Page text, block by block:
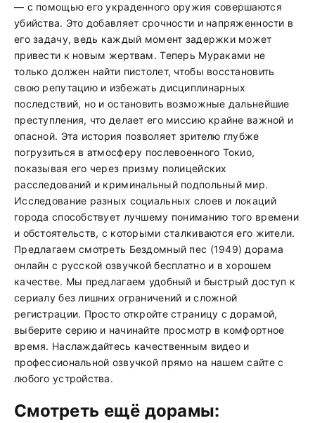
— с помощью его украденного оружия совершаются
убийства. Это добавляет срочности и напряженности в
его задачу, ведь каждый момент задержки может
привести к новым жертвам. Теперь Мураками не
только должен найти пистолет, чтобы восстановить
свою репутацию и избежать дисциплинарных
последствий, но и остановить возможные дальнейшие
преступления, что делает его миссию крайне важной и
опасной. Эта история позволяет зрителю глубже
погрузиться в атмосферу послевоенного Токио,
показывая его через призму полицейских
расследований и криминальный подпольный мир.
Исследование разных социальных слоев и локаций
города способствует лучшему пониманию того времени
и обстоятельств, с которыми сталкиваются его жители.
Предлагаем смотреть Бездомный пес (1949) дорама
онлайн с русской озвучкой бесплатно и в хорошем
качестве. Мы предлагаем удобный и быстрый доступ к
сериалу без лишних ограничений и сложной
регистрации. Просто откройте страницу с дорамой,
выберите серию и начинайте просмотр в комфортное
время. Наслаждайтесь качественным видео и
профессиональной озвучкой прямо на нашем сайте с
любого устройства.
Смотреть ещё дорамы: